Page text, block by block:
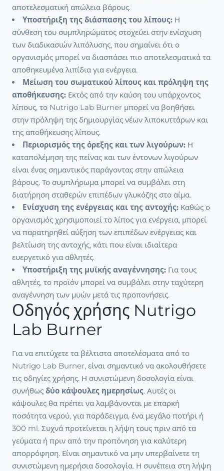
αποτελεσματική απώλεια βάρους.
Υποστήριξη της διάσπασης του λίπους: Η
σύνθεση του συμπληρώματος στοχεύει στην ενίσχυση
των διαδικασιών λιπόλυσης, που σημαίνει ότι ο
οργανισμός μπορεί να διασπάσει πιο αποτελεσματικά τα
αποθηκευμένα λιπίδια για ενέργεια.
Μείωση του σωματικού λίπους και πρόληψη της
αποθήκευσης: Εκτός από την καύση του υπάρχοντος
λίπους, το Nutrigo Lab Burner μπορεί να βοηθήσει
στην πρόληψη της δημιουργίας νέων λιποκυττάρων και
της αποθήκευσης λίπους.
Περιορισμός της όρεξης και των λιγούρων: Η
καταπολέμηση της πείνας και των έντονων λιγούρων
είναι ένας σημαντικός παράγοντας στην απώλεια
βάρους. Το συμπλήρωμα μπορεί να συμβάλει στη
διατήρηση σταθερών επιπέδων γλυκόζης στο αίμα.
Ενίσχυση της ενέργειας και της αντοχής: Καθώς ο
οργανισμός χρησιμοποιεί το λίπος για ενέργεια, μπορεί
να παρατηρηθεί αύξηση των επιπέδων ενέργειας και
βελτίωση της αντοχής, κάτι που είναι ιδιαίτερα
ευεργετικό για αθλητές.
Υποστήριξη της μυϊκής αναγέννησης: Για τους
αθλητές, το προϊόν μπορεί να συμβάλει στην ταχύτερη
αναγέννηση των μυών μετά τις προπονήσεις.
Οδηγός χρήσης Nutrigo
Lab Burner
Για να επιτύχετε τα βέλτιστα αποτελέσματα από το
Nutrigo Lab Burner, είναι σημαντικό να ακολουθήσετε
τις οδηγίες χρήσης. Η συνιστώμενη δοσολογία είναι
συνήθως δύο κάψουλες ημερησίως. Αυτές οι
κάψουλες θα πρέπει να λαμβάνονται με επαρκή
ποσότητα νερού, για παράδειγμα, ένα μεγάλο ποτήρι ή
300 ml. Συχνά προτείνεται η λήψη τους πριν από τα
γεύματα ή πριν από την προπόνηση για καλύτερη
απορρόφηση. Είναι σημαντικό να μην υπερβαίνετε τη
συνιστώμενη ημερήσια δοσολογία. Η συνέπεια στη λήψη